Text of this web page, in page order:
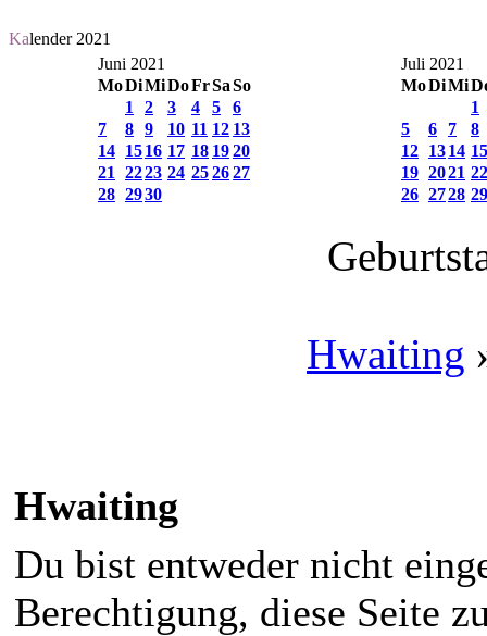
Kalender 2021
Juni 2021
MoDiMiDoFrSaSo
1
2 3 4 5
6
7
8 9 10 11 12 13
14 1516 17 18 1920
21
2223 24 252627
28 2930
Juli 2021
MoDiMi
1
5
6 7
8
12 1314 15
19 2021 22
26 2728 29
Hwaiting
Hwaiting
Du bist entweder nicht
Berechtigung, diese Seite